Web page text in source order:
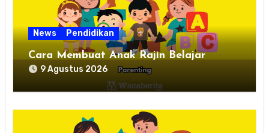
News Pendidikan
Cara Membuat Anak Rajin Belajar
9 Agustus 2026